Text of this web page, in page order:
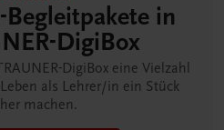
in
DigiBox
DigiBox eine Vielzahl
als Lehrer/in ein Stück
machen.